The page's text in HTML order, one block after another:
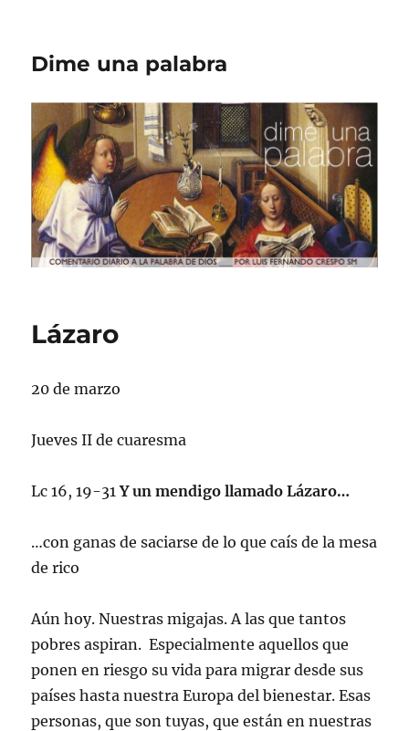
Dime una palabra
Lázaro
20 de marzo
Jueves II de cuaresma
Lc 16, 19-31Y un mendigo llamado Lázaro…
…con ganas de saciarse de lo que caís de la mesa
de rico
Aún hoy. Nuestras migajas. A las que tantos
pobres aspiran. Especialmente aquellos que
ponen en riesgo su vida para migrar desde sus
países hasta nuestra Europa del bienestar. Esas
personas, que son tuyas, que están en nuestras